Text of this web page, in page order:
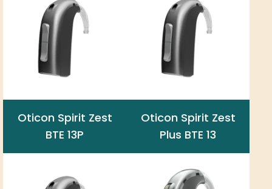
Oticon Spirit Zest
BTE 13P
Oticon Spirit Zest
Plus BTE 13